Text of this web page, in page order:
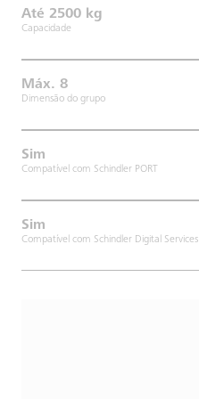
Até 2500 kg
Capacidade
Máx. 8
Dimensão do grupo
Sim
Compatível com Schindler PORT
Sim
Compatível com Schindler Digital Services